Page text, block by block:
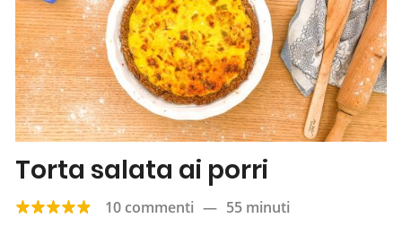
Torta salata ai porri
10 commenti — 55 minuti